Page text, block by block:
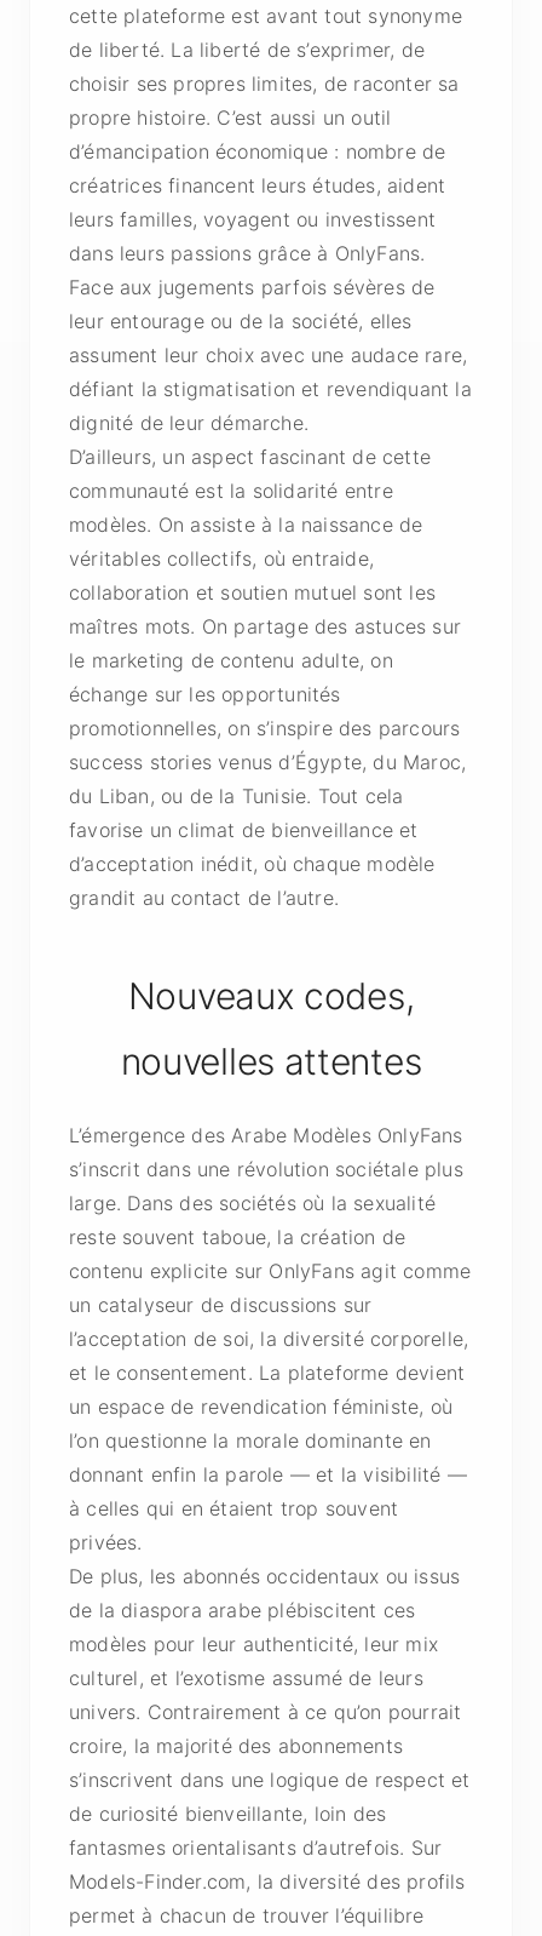
cette plateforme est avant tout synonyme
de liberté. La liberté de s’exprimer, de
choisir ses propres limites, de raconter sa
propre histoire. C’est aussi un outil
d’émancipation économique : nombre de
créatrices financent leurs études, aident
leurs familles, voyagent ou investissent
dans leurs passions grâce à OnlyFans.
Face aux jugements parfois sévères de
leur entourage ou de la société, elles
assument leur choix avec une audace rare,
défiant la stigmatisation et revendiquant la
dignité de leur démarche.
D’ailleurs, un aspect fascinant de cette
communauté est la solidarité entre
modèles. On assiste à la naissance de
véritables collectifs, où entraide,
collaboration et soutien mutuel sont les
maîtres mots. On partage des astuces sur
le marketing de contenu adulte, on
échange sur les opportunités
promotionnelles, on s’inspire des parcours
success stories venus d’Égypte, du Maroc,
du Liban, ou de la Tunisie. Tout cela
favorise un climat de bienveillance et
d’acceptation inédit, où chaque modèle
grandit au contact de l’autre.
Nouveaux codes,
nouvelles attentes
L’émergence des Arabe Modèles OnlyFans
s’inscrit dans une révolution sociétale plus
large. Dans des sociétés où la sexualité
reste souvent taboue, la création de
contenu explicite sur OnlyFans agit comme
un catalyseur de discussions sur
l’acceptation de soi, la diversité corporelle,
et le consentement. La plateforme devient
un espace de revendication féministe, où
l’on questionne la morale dominante en
donnant enfin la parole — et la visibilité —
à celles qui en étaient trop souvent
privées.
De plus, les abonnés occidentaux ou issus
de la diaspora arabe plébiscitent ces
modèles pour leur authenticité, leur mix
culturel, et l’exotisme assumé de leurs
univers. Contrairement à ce qu’on pourrait
croire, la majorité des abonnements
s’inscrivent dans une logique de respect et
de curiosité bienveillante, loin des
fantasmes orientalisants d’autrefois. Sur
Models-Finder.com, la diversité des profils
permet à chacun de trouver l’équilibre